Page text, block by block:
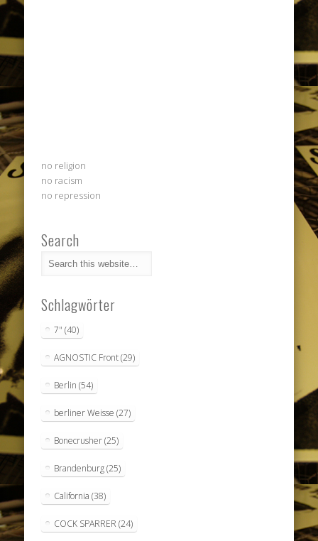
no religion
no racism
no repression
Search
Schlagwörter
7" (40)
AGNOSTIC Front(29)
Berlin (54)
berliner Weisse (27)
Bonecrusher(25)
Brandenburg(25)
California (38)
COCK SPARRER (24)